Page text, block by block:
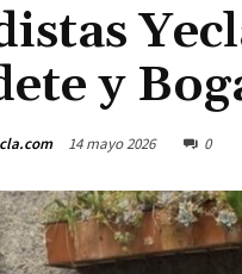
y
14 mayo 2026 0